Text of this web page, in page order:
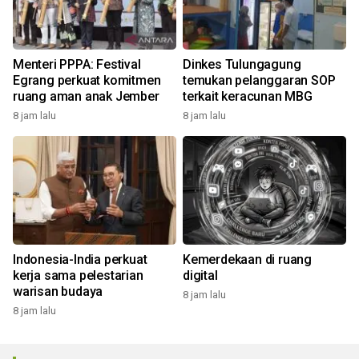
Menteri PPPA: Festival
Egrang perkuat komitmen
ruang aman anak Jember
8 jam lalu
Dinkes Tulungagung
temukan pelanggaran SOP
terkait keracunan MBG
8 jam lalu
Indonesia-India perkuat
kerja sama pelestarian
warisan budaya
8 jam lalu
Kemerdekaan di ruang
digital
8 jam lalu